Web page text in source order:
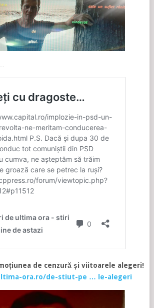
de cenzură și viitoarele alegeri!
ora.ro/de-stiut-pe … le-alegeri